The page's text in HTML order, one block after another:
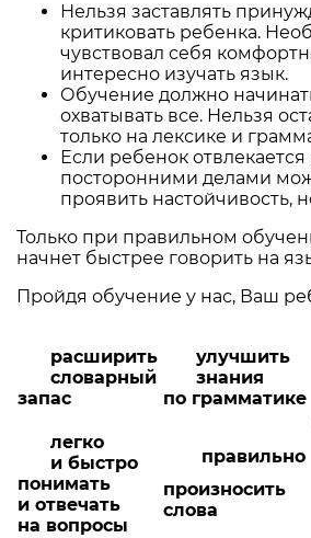
Нельзя заставлять
критиковать ребенка.
чувствовал себя
интересно изучать язык.
Обучение должно
охватывать все. Нельзя
только на лексике и
Если ребенок
посторонними делами
проявить настойчивость,
Только при правильном
начнет быстрее говорить на
Пройдя обучение у нас, Ваш
расширить
словарный
запас
улучшить
знания
по грамматике
легко
и быстро
понимать
и отвечать
на вопросы
правильно
произносить
слова